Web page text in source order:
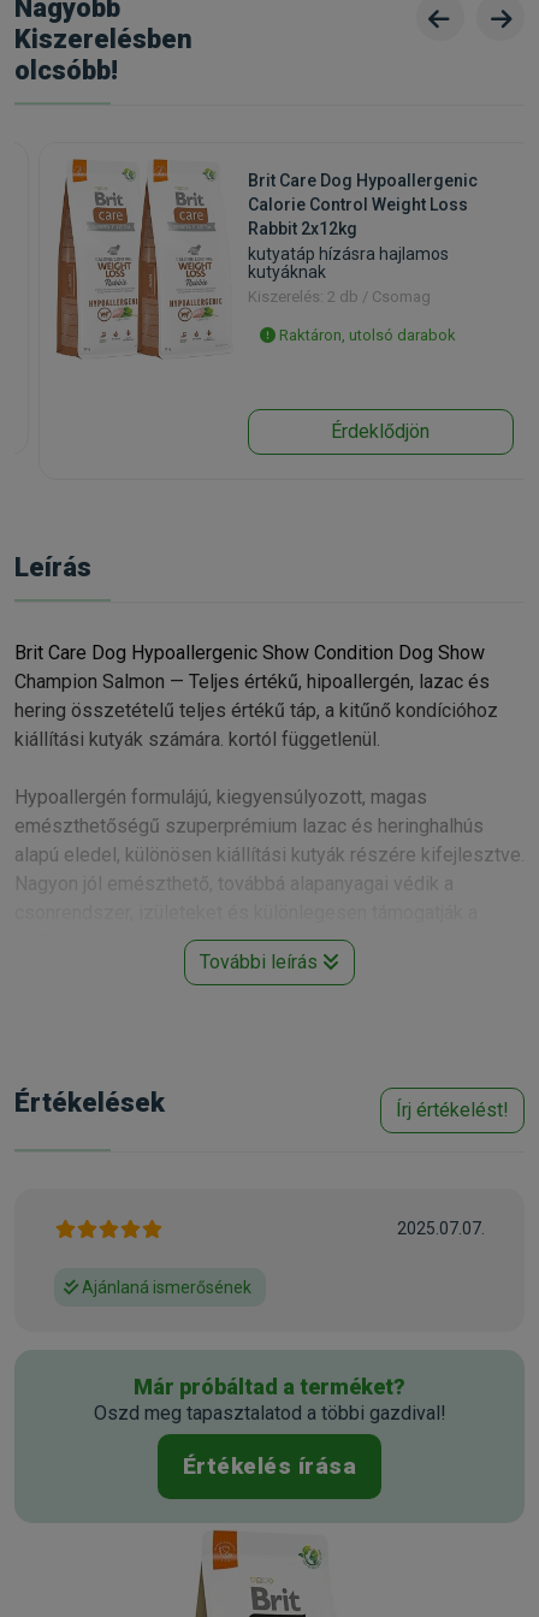
Nagyobb
Kiszerelésben
olcsóbb!
Brit Care Dog Hypoallergenic
Calorie Control Weight Loss
Rabbit 2x12kg
kutyatáp hízásra hajlamos
kutyáknak
Kiszerelés: 2 db / Csomag
Raktáron, utolsó darabok
Érdeklődjön
Leírás
Brit Care Dog Hypoallergenic Show Condition Dog Show
Champion Salmon — Teljes értékű, hipoallergén, lazac és
hering összetételű teljes értékű táp, a kitűnő kondícióhoz
kiállítási kutyák számára. kortól függetlenül.
Hypoallergén formulájú, kiegyensúlyozott, magas
emészthetőségű szuperprémium lazac és heringhalhús
alapú eledel, különösen kiállítási kutyák részére kifejlesztve.
Nagyon jól emészthető, továbbá alapanyagai védik a
almapép, lazacolaj (3 %), természetes aromák, sörélesztő,
szárított alga (0,5 %, Schizochytrium limacinum), borsóliszt,
glükózamin (300 mg/kg), frukto-oligoszacharidok (230
mg/kg), máriatövismag (110 mg/kg), β-glükánok (60 mg/kg),
homoktövis (60 mg/kg), Lactobacillus helveticus HA - 122
Analitikai összetevők:
Nyersfehérje 26,0 %, nyerszsír 16,0 %, nedvesség 10,0 %,
nyershamu 5,8 %, nyersrost 3,0 %, kalcium 1,1 %, foszfor
0,9 %, nátrium 0,4 %, omega-3 zsírsavak 2,1 %, omega-6
zsírsavak 2,2 %, EPA (20:5 n-3) 0,1 %, DHA (22:6 n-3) 0,25 %.
Tápértékkel rendelkező adalékanyagok (1 kg):
A-vitamin (3a672a) 23000 IU, D3-vitamin (3a671) 1700 IU, E-
vitamin (3a700) 550 mg, C-vitamin (3a312) 350 mg, taurin
További leírás
Értékelések Írj értékelést!
Már próbáltad a terméket?
Oszd meg tapasztalatod a többi gazdival!
Értékelés írása
2025.07.07.
Ajánlaná ismerősének